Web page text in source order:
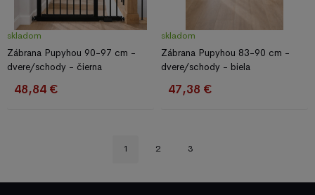
skladom
Zábrana Pupyhou 90-97 cm -
dvere/schody - čierna
48,84 €
skladom
Zábrana Pupyhou 83-90 cm -
dvere/schody - biela
47,38 €
1 2 3